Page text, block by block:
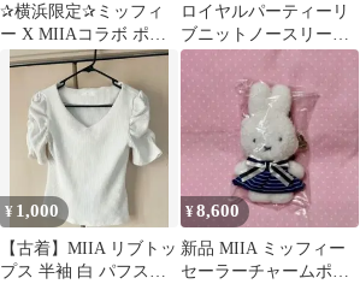
✰横浜限定✰ミッフィ
ー X MIIAコラボ ポー
チ（ネイビー）
ロイヤルパーティーリ
ブニットノースリーブ
ロングワンピース◆ミ
¥ 1,000
【古着】MIIA リブトッ
プス 半袖 白 パフスリ
¥8,600
新品 MIIA ミッフィー
セーラーチャームポー